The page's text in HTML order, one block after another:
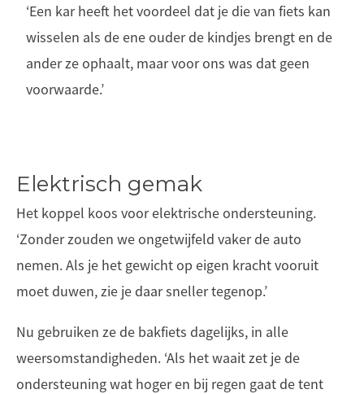
‘Een kar heeft het voordeel dat je die van fiets kan
wisselen als de ene ouder de kindjes brengt en de
ander ze ophaalt, maar voor ons was dat geen
voorwaarde.’
Elektrisch gemak
Het koppel koos voor elektrische ondersteuning.
‘Zonder zouden we ongetwijfeld vaker de auto
nemen. Als je het gewicht op eigen kracht vooruit
moet duwen, zie je daar sneller tegenop.’
Nu gebruiken ze de bakfiets dagelijks, in alle
weersomstandigheden. ‘Als het waait zet je de
ondersteuning wat hoger en bij regen gaat de tent